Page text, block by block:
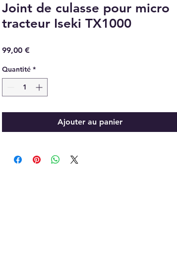
Joint de culasse pour micro
tracteur Iseki TX1000
99,00 €Prix
Quantité *
Ajouter au panier